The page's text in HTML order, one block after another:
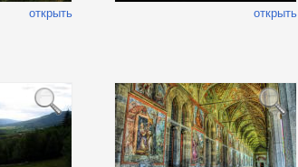
открыть открыть